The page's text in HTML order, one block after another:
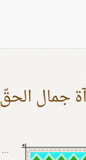
جمال الحقّ
...